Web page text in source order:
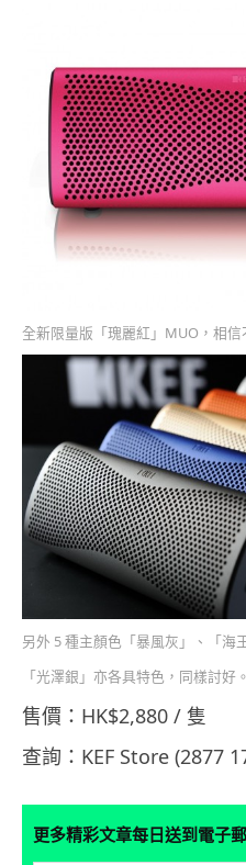
全新限量版「瑰麗紅」MUO，相信
另外 5 種主顏色「暴風灰」、「海
「光澤銀」亦各具特色，同樣討好。
售價：HK$2,880 / 隻
查詢： KEF Store (2877
更多精彩文章每日送到電子